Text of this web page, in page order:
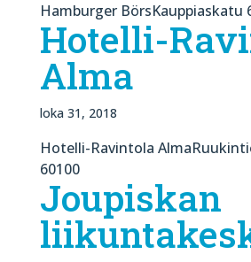
Hamburger BörsKauppiaskatu
Hotelli-
Alma
loka 31, 2018
Hotelli-Ravintola
60100
Joupiskan